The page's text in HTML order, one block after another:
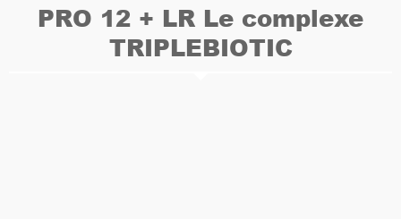
PRO 12 + LR Le complexe
TRIPLEBIOTIC